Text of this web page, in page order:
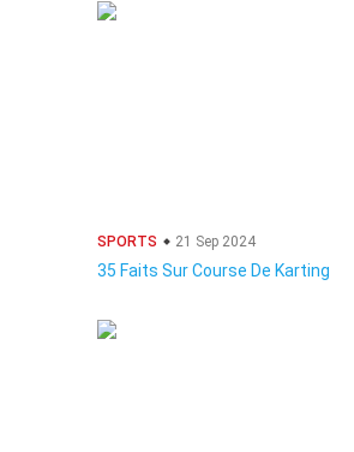
SPORTS 21 Sep 2024
35 Faits Sur Course De Karting